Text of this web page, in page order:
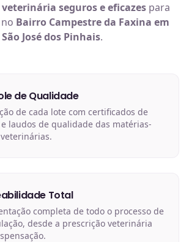
seguros e eficazespara
Bairro Campestre da Faxina em
São José dos Pinhais.
de Qualidade
de cada lote com certificados de
laudos de qualidade das matérias-
Total
completa de todo o processo de
desde a prescrição veterinária